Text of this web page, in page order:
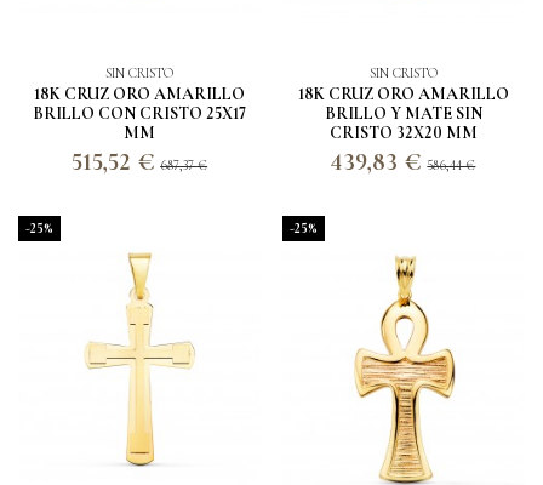
SIN CRISTO
18K CRUZ ORO AMARILLO
BRILLO CON CRISTO 25X17
MM
515,52 €687,37 €
SIN CRISTO
18K CRUZ ORO AMARILLO
BRILLO Y MATE SIN
CRISTO 32X20 MM
439,83 €586,44 €
-25% -25%